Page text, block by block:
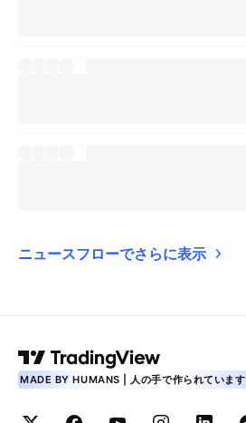
ニュースフローでさらに表示
MADE BY HUMANS | 人の手で作られています